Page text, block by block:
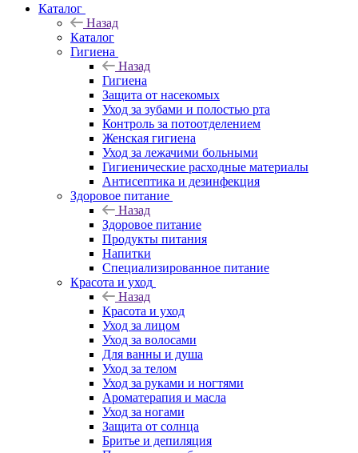
Каталог
Назад
Каталог
Гигиена
Назад
Гигиена
Защита от насекомых
Уход за зубами и полостью рта
Контроль за потоотделением
Женская гигиена
Уход за лежачими больными
Гигиенические расходные материалы
Антисептика и дезинфекция
Здоровое питание
Назад
Здоровое питание
Продукты питания
Напитки
Специализированное питание
Красота и уход
Назад
Красота и уход
Уход за лицом
Уход за волосами
Для ванны и душа
Уход за телом
Уход за руками и ногтями
Ароматерапия и масла
Уход за ногами
Защита от солнца
Бритье и депиляция